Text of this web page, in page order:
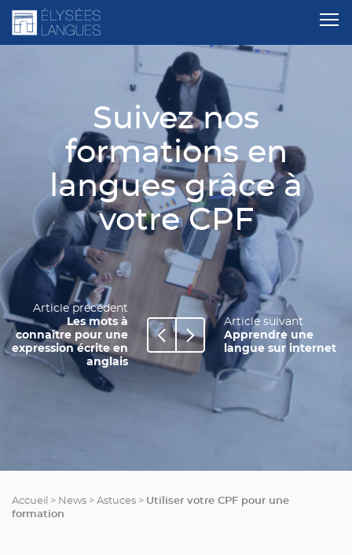
Suivez nos
formations en
langues grâce à
votre CPF
Article précédent
Les mots à
connaître pour une
expression écrite en
anglais
Article suivant
Apprendre une
langue sur internet
Accueil > News > Astuces > Utiliser votre CPF pour une
formation